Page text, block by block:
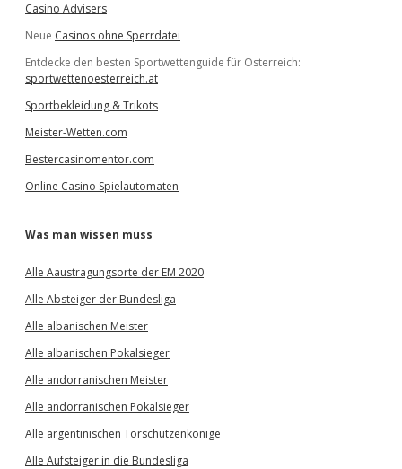
Casino Advisers
Neue Casinos ohne Sperrdatei
Entdecke den besten Sportwettenguide für Österreich:
sportwettenoesterreich.at
Sportbekleidung & Trikots
Meister-Wetten.com
Bestercasinomentor.com
Online Casino Spielautomaten
Was man wissen muss
Alle Aaustragungsorte der EM 2020
Alle Absteiger der Bundesliga
Alle albanischen Meister
Alle albanischen Pokalsieger
Alle andorranischen Meister
Alle andorranischen Pokalsieger
Alle argentinischen Torschützenkönige
Alle Aufsteiger in die Bundesliga